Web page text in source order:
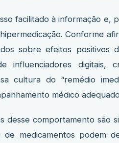
à informação e,
Conforme
sobre efeitos positivos
influenciadores digitais,
cultura do “remédio
médico
comportamento são
medicamentos podem